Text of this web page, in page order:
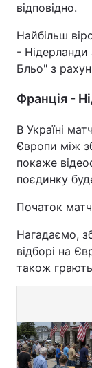
відповідно.
Найбільш
-
Бльо" з
Франція -
В Україні
Європи між
покаже
поєдинку
Початок
Нагадаємо,
відборі на
також грають